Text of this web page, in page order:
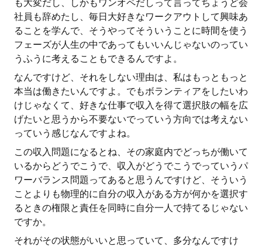
も大変だし、しかもワンオペだしって言ってちょうど会
社員も辞めたし、毎日大好きなワークアウトして興味あ
ることを学んで、そうやってそういうことに時間を使う
フェーズが人生の中であってもいいんじゃないのってい
うふうに考えることもできるんですよ。
なんですけど、それをしない理由は、私はもっともっと
本当は働きたいんですよ。でもボランティアをしたいわ
けじゃなくて、好きな仕事で収入を得て選択肢の幅を広
げたいと思うから不要ないでっていう方向では考えない
っていう感じなんですよね。
この収入問題になるとね、その家庭内でどっちが働いて
いるからどうでこうで、収入がどうでこうでっていうパ
ワーバランス問題ってあると思うんですけど、そういう
ことよりも物理的に自分の収入がある方が何かを選択す
るときの権限と責任を同時に自分一人で持てるじゃない
ですか。
それがその状態がいいと思っていて、多分なんですけ